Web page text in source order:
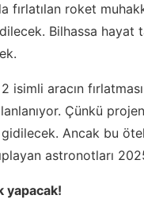
fırlatılan roket
Bilhassa hayat
isimli aracın
Çünkü
Ancak bu
astronotları
yapacak!